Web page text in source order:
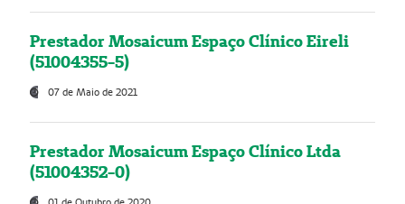
Prestador Mosaicum Espaço Clínico Eireli
(51004355-5)
07 de Maio de 2021
Prestador Mosaicum Espaço Clínico Ltda
(51004352-0)